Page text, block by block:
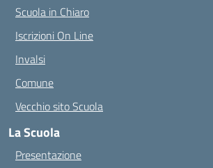
Scuola in Chiaro
Iscrizioni On Line
Invalsi
Comune
Vecchio sito Scuola
La Scuola
Presentazione